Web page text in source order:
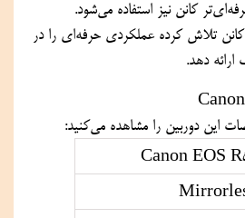
کانن نیز استفاده می‌شود.
تلاش کرده عملکردی حرفه‌ای را در
دهد.
این دوربین را مشاهده می‌کنید:
Canon EOS